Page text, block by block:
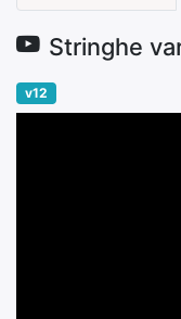
v12